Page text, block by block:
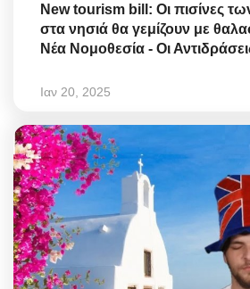
New tourism bill: Οι πισίνες
στα νησιά θα γεμίζουν με
Νέα Νομοθεσία - Οι
Ιαν 20, 2025